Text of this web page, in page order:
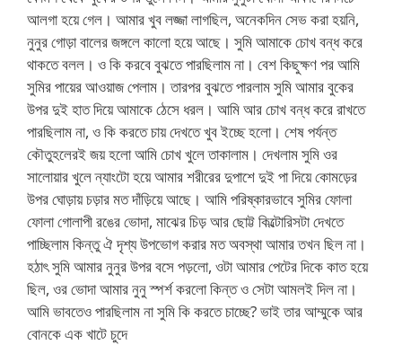
আলগা হয়ে গেল। আমার খুব লজ্জা লাগছিল, অনেকদিন সেভ করা হয়নি,
নুনুর গোড়া বালের জঙ্গলে কালো হয়ে আছে। সুমি আমাকে চোখ বন্ধ করে
থাকতে বলল। ও কি করবে বুঝতে পারছিলাম না। বেশ কিছুক্ষণ পর আমি
সুমির পায়ের আওয়াজ পেলাম। তারপর বুঝতে পারলাম সুমি আমার বুকের
উপর দুই হাত দিয়ে আমাকে ঠেসে ধরল। আমি আর চোখ বন্ধ করে রাখতে
পারছিলাম না, ও কি করতে চায় দেখতে খুব ইচ্ছে হলো। শেষ পর্যন্ত
কৌতুহলেরই জয় হলো আমি চোখ খুলে তাকালাম। দেখলাম সুমি ওর
সালোয়ার খুলে ন্যাংটো হয়ে আমার শরীরের দুপাশে দুই পা দিয়ে কোমড়ের
উপর ঘোড়ায় চড়ার মত দাঁড়িয়ে আছে। আমি পরিষ্কারভাবে সুমির ফোলা
ফোলা গোলাপী রঙের ভোদা, মাঝের চিড় আর ছোট্ট কিল্টোরিসটা দেখতে
পাচ্ছিলাম কিন্তু ঐ দৃশ্য উপভোগ করার মত অবস্থা আমার তখন ছিল না।
হঠাৎ সুমি আমার নুনুর উপর বসে পড়লো, ওটা আমার পেটের দিকে কাত হয়ে
ছিল, ওর ভোদা আমার নুনু স্পর্শ করলো কিন্ত ও সেটা আমলই দিল না।
আমি ভাবতেও পারছিলাম না সুমি কি করতে চাচ্ছে? ভাই তার আম্মুকে আর
বোনকে এক খাটে চুদে